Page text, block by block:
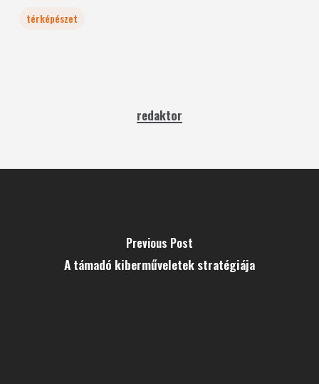
térképészet
redaktor
Previous Post
A támadó kiberműveletek stratégiája